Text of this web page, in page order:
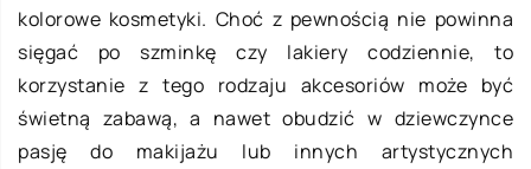
kolorowe kosmetyki. Choć z pewnością nie powinna
sięgać po szminkę czy lakiery codziennie, to
korzystanie z tego rodzaju akcesoriów może być
świetną zabawą, a nawet obudzić w dziewczynce
pasję do makijażu lub innych artystycznych